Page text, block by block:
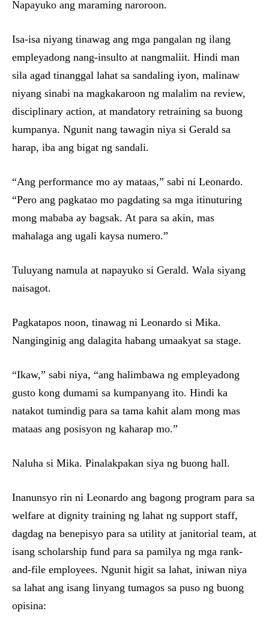
Napayuko ang maraming naroroon.
Isa-isa niyang tinawag ang mga pangalan ng ilang
empleyadong nang-insulto at nangmaliit. Hindi man
sila agad tinanggal lahat sa sandaling iyon, malinaw
niyang sinabi na magkakaroon ng malalim na review,
disciplinary action, at mandatory retraining sa buong
kumpanya. Ngunit nang tawagin niya si Gerald sa
harap, iba ang bigat ng sandali.
“Ang performance mo ay mataas,” sabi ni Leonardo.
“Pero ang pagkatao mo pagdating sa mga itinuturing
mong mababa ay bagsak. At para sa akin, mas
mahalaga ang ugali kaysa numero.”
Tuluyang namula at napayuko si Gerald. Wala siyang
naisagot.
Pagkatapos noon, tinawag ni Leonardo si Mika.
Nanginginig ang dalagita habang umaakyat sa stage.
“Ikaw,” sabi niya, “ang halimbawa ng empleyadong
gusto kong dumami sa kumpanyang ito. Hindi ka
natakot tumindig para sa tama kahit alam mong mas
mataas ang posisyon ng kaharap mo.”
Naluha si Mika. Pinalakpakan siya ng buong hall.
Inanunsyo rin ni Leonardo ang bagong program para sa
welfare at dignity training ng lahat ng support staff,
dagdag na benepisyo para sa utility at janitorial team, at
isang scholarship fund para sa pamilya ng mga rank-
and-file employees. Ngunit higit sa lahat, iniwan niya
sa lahat ang isang linyang tumagos sa puso ng buong
opisina: